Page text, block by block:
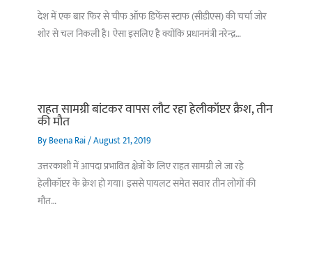
देश में एक बार फिर से चीफ ऑफ डिफेंस स्टाफ (सीडीएस) की चर्चा जोर
शोर से चल निकली है। ऐसा इसलिए है क्योंकि प्रधानमंत्री नरेन्द्र…
राहत सामग्री बांटकर वापस लौट रहा हेलीकॉप्टर क्रैश, तीन
की मौत
ByBeena Rai/August 21, 2019
उत्तरकाशी में आपदा प्रभावित क्षेत्रों के लिए राहत सामग्री ले जा रहे
हेलीकॉप्टर के क्रेश हो गया। इससे पायलट समेत सवार तीन लोगों की
मौत…